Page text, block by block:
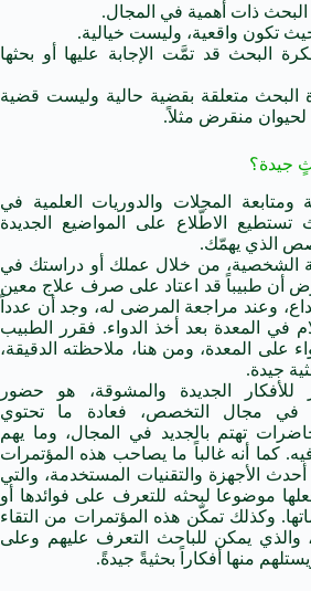
ذات أهمية في المجال.
تكون واقعية، وليست خيالية.
البحث قد تمَّت الإجابة عليها أو بحثها
متعلقة بقضية حالية وليست قضية
منقرض مثلاً.
جيدة؟
ومتابعة المجلات والدوريات العلمية في
الاطّلاع على المواضيع الجديدة
الذي يهمّك.
الشخصية، من خلال عملك أو دراستك في
أن طبيباً قد اعتاد على صرف علاج معين
وعند مراجعة المرضى له، وجد أن عدداً
في المعدة بعد أخذ الدواء. فقرر الطبيب
على المعدة، ومن هنا، ملاحظته الدقيقة،
جيدة.
الجديدة والمشوقة، هو حضور
في مجال التخصص، فعادة ما تحتوي
تهتم بالجديد في المجال، وما يهم
فيه. كما أنه غالباً ما يصاحب هذه المؤتمرات
الأجهزة والتقنيات المستخدمة، والتي
موضوعا لبحثه للتعرف على فوائدها أو
وكذلك تمكّن هذه المؤتمرات من التقاء
والذي يمكن للباحث التعرف عليهم وعلى
منها أفكاراً بحثيةً جيدةً.